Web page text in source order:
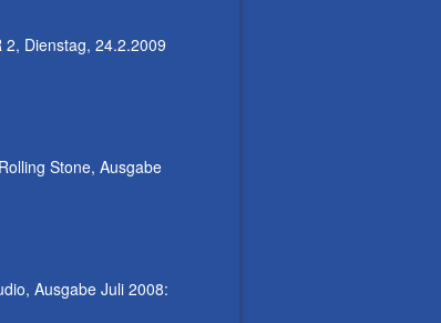
Dienstag, 24.2.2009
Stone, Ausgabe
Ausgabe Juli 2008: